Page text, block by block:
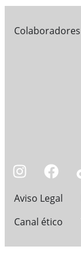
Colaboradores
Aviso Legal
Canal ético